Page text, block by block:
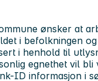
ønsker at
i befolkningen
i henhold til
egnethet vil bli
ID informasjon i